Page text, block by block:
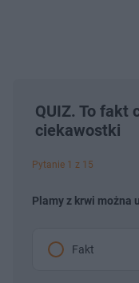
QUIZ. To fakt
ciekawostki
Pytanie 1 z 15
Plamy z krwi można
Fakt